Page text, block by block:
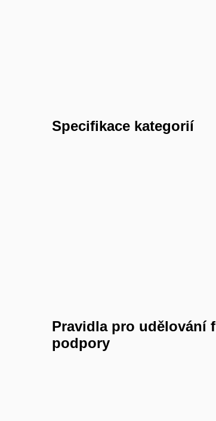
Specifikace kategorií
Pravidla pro udělování
podpory